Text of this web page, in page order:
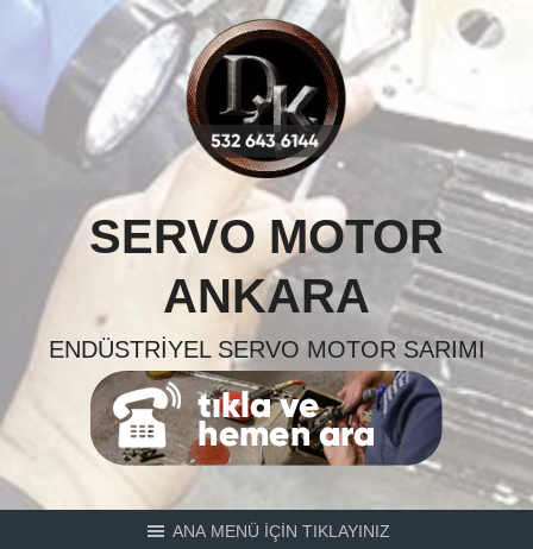
Skip
content
SERVO MOTOR
ANKARA
ENDÜSTRIYEL SERVO MOTOR SARIMI
ANA MENÜ İÇİN TIKLAYINIZ